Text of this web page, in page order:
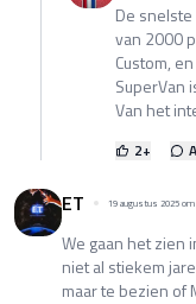
De
van 2000
Custom,
SuperVan
Van het
2+
ET 19 augustus 2025
We gaan het zien
niet al stiekem
maar te bezien of